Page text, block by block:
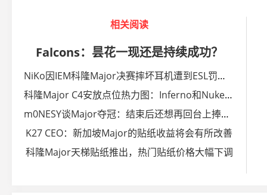
相关阅读
Falcons：昙花一现还是持续成功？
NiKo因IEM科隆Major决赛摔坏耳机遭到ESL罚款一千美元
科隆Major C4安放点位热力图：Inferno和Nuke最为多变
m0NESY谈Major夺冠：结束后还想再回台上捧杯，感觉上瘾了
K27 CEO：新加坡Major的贴纸收益将会有所改善
科隆Major天梯贴纸推出，热门贴纸价格大幅下调